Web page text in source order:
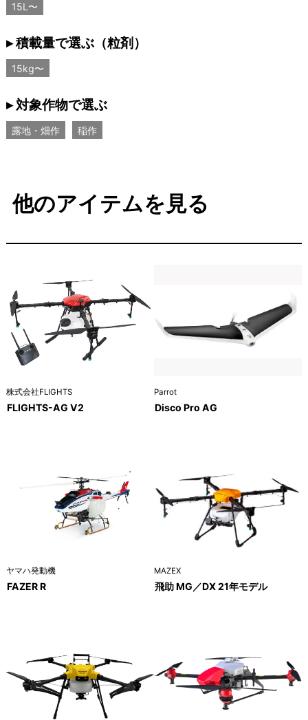
15L〜
▸ 積載量で選ぶ（粒剤）
15kg〜
▸ 対象作物で選ぶ
露地・畑作 稲作
他のアイテムを見る
株式会社FLIGHTS
FLIGHTS-AG V2
Parrot
Disco Pro AG
ヤマハ発動機
FAZER R
MAZEX
飛助 MG／DX 21年モデル